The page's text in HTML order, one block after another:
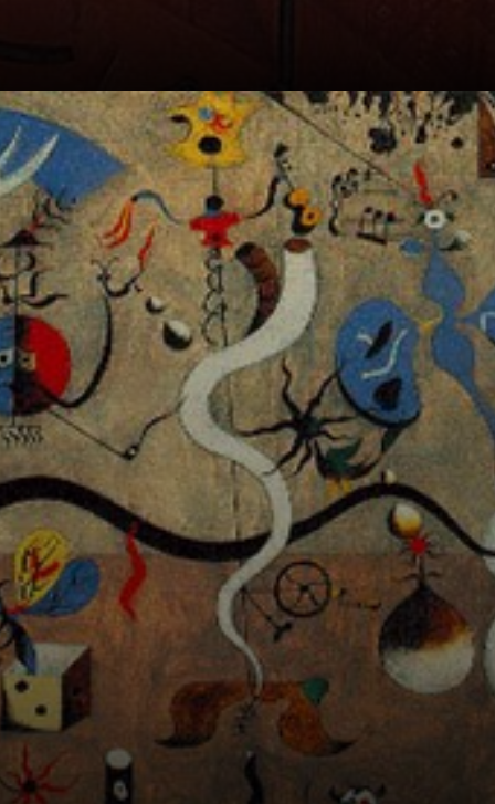
Sua infância foi
marcada pela
influência de seus
pais, um ourives e
uma família de
carpinteiros.